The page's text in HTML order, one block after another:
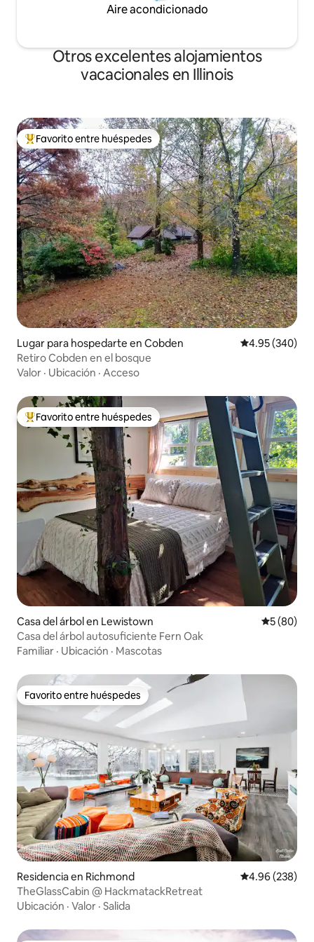
Aire acondicionado
Otros excelentes alojamientos
vacacionales en Illinois
De los mejores en Favorito entre huéspedes
Favorito entre huéspedes
Lugar para hospedarte en Cobden Calificación
4.95 (340)
Retiro Cobden en el bosque
Valor · Ubicación · Acceso
De los mejores en Favorito entre huéspedes
Favorito entre huéspedes
Casa del árbol en Lewistown
5 (80)
Casa del árbol autosuficiente Fern Oak
Familiar · Ubicación · Mascotas
Favorito entre huéspedes
Favorito entre huéspedes
Residencia en Richmond Calificación
4.96 (238)
TheGlassCabin @ HackmatackRetreat
Ubicación · Valor · Salida